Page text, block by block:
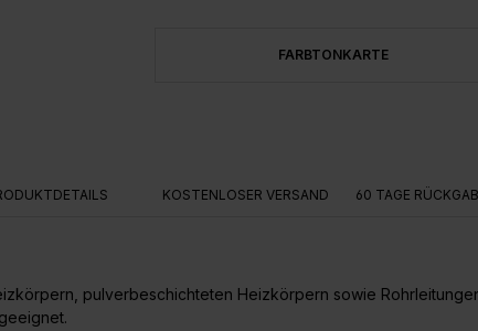
FARBTONKARTE
KOSTENLOSER VERSAND 60 TAGE
pulverbeschichteten Heizkörpern sowie